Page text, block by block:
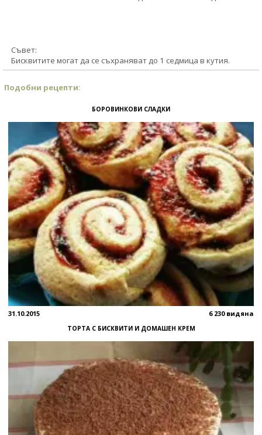
Съвет:
Бисквитите могат да се съхраняват до 1 седмица в кутия.
Подобни рецепти:
БОРОВИНКОВИ СЛАДКИ
31.10.2015 6 230 видяна
ТОРТА С БИСКВИТИ И ДОМАШЕН КРЕМ